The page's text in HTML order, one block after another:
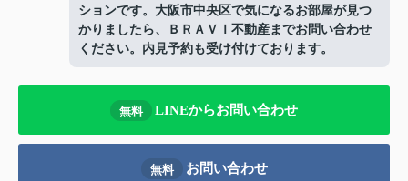
ションです。大阪市中央区で気になるお部屋が見つ
かりましたら、ＢＲＡＶＩ不動産までお問い合わせ
ください。内見予約も受け付けております。
無料 LINEからお問い合わせ
無料 お問い合わせ